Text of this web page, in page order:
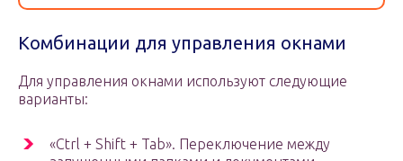
Комбинации для управления окнами
Для управления окнами используют следующие
варианты:
«Ctrl + Shift + Tab». Переключение между